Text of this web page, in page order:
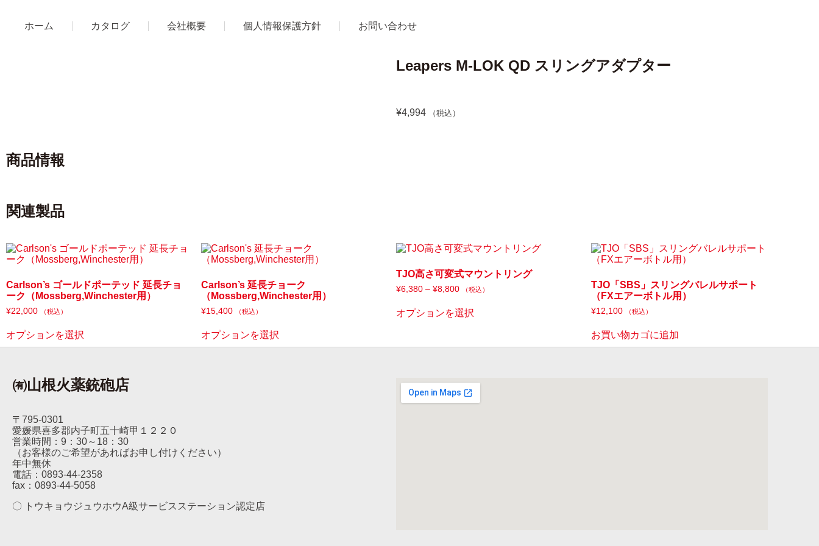
ホーム カタログ 会社概要 個人情報保護方針 お問い合わせ
Leapers M-LOK QD スリングアダプター
¥4,994 （税込）
商品情報
関連製品
Carlson’s ゴールドポーテッド 延長チョ
ーク（Mossberg,Winchester用）
¥22,000 （税込）
オプションを選択
Carlson’s 延長チョーク
（Mossberg,Winchester用）
¥15,400 （税込）
オプションを選択
TJO高さ可変式マウントリング
¥6,380 – ¥8,800 （税込）
オプションを選択
TJO「SBS」スリングバレルサポート
（FXエアーボトル用）
¥12,100 （税込）
お買い物カゴに追加
㈲山根火薬銃砲店
〒795-0301
愛媛県喜多郡内子町五十崎甲１２２０
営業時間：9：30～18：30
（お客様のご希望があればお申し付けください）
年中無休
電話：0893-44-2358
fax：0893-44-5058
〇 トウキョウジュウホウA級サービスステーション認定店